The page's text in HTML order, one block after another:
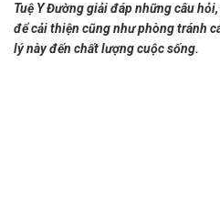
Tuệ Y Đường giải đáp những câu
để cải thiện cũng như phòng tránh
lý này đến chất lượng cuộc sống.